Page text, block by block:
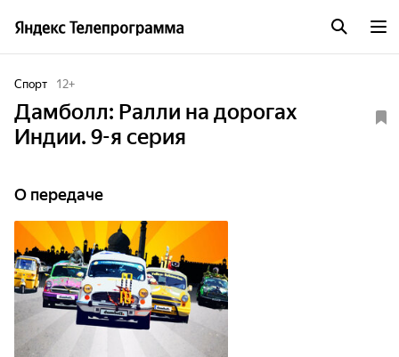
Спорт 12+
Дамболл: Ралли на дорогах
Индии. 9-я серия
О передаче